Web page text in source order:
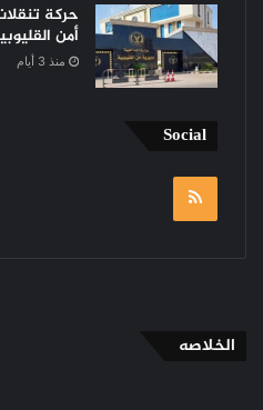
حركة
أمن
منذ 3 أيام
Social
RSS
الخلاصه